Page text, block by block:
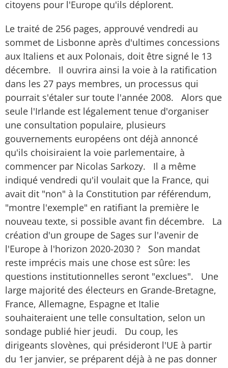
citoyens pour l'Europe qu'ils déplorent.
Le traité de 256 pages, approuvé vendredi au
sommet de Lisbonne après d'ultimes concessions
aux Italiens et aux Polonais, doit être signé le 13
décembre. Il ouvrira ainsi la voie à la ratification
dans les 27 pays membres, un processus qui
pourrait s'étaler sur toute l'année 2008. Alors que
seule l'Irlande est légalement tenue d'organiser
une consultation populaire, plusieurs
gouvernements européens ont déjà annoncé
qu'ils choisiraient la voie parlementaire, à
commencer par Nicolas Sarkozy. Il a même
indiqué vendredi qu'il voulait que la France, qui
avait dit "non" à la Constitution par référendum,
"montre l'exemple" en ratifiant la première le
nouveau texte, si possible avant fin décembre. La
création d'un groupe de Sages sur l'avenir de
l'Europe à l'horizon 2020-2030 ? Son mandat
reste imprécis mais une chose est sûre: les
questions institutionnelles seront "exclues". Une
large majorité des électeurs en Grande-Bretagne,
France, Allemagne, Espagne et Italie
souhaiteraient une telle consultation, selon un
sondage publié hier jeudi. Du coup, les
dirigeants slovènes, qui présideront l'UE à partir
du 1er janvier, se préparent déjà à ne pas donner